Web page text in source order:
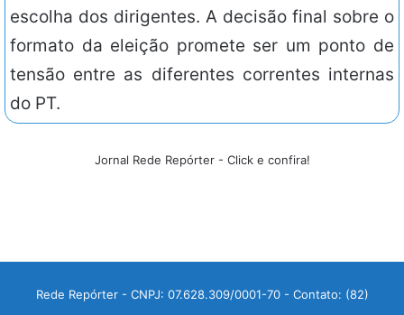
escolha dos dirigentes. A decisão final sobre o
formato da eleição promete ser um ponto de
tensão entre as diferentes correntes internas
do PT.
Jornal Rede Repórter - Click e confira!
Rede Repórter - CNPJ: 07.628.309/0001-70 - Contato: (82)